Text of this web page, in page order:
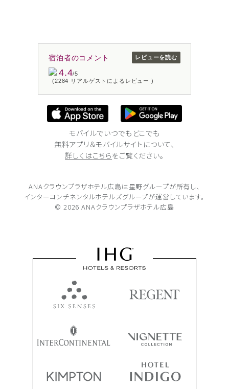
宿泊者のコメント
4.4/5
(2284 リアルゲストによるレビュー )
レビューを読む
モバイルでいつでもどこでも
無料アプリ＆モバイルサイトについて、
詳しくはこちらをご覧ください。
ANAクラウンプラザホテル広島は星野グループが所有し、
インターコンチネンタルホテルズグループが運営しています。
© 2026 ANAクラウンプラザホテル広島